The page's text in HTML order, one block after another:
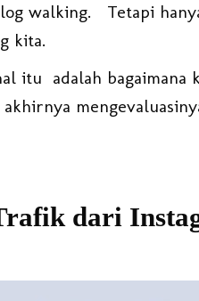
walking. Tetapi
kita.
itu adalah bagaimana
dari